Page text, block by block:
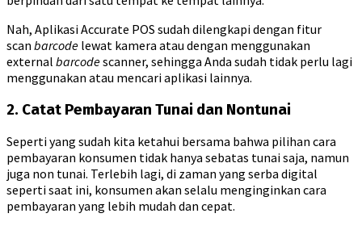
Nah, Aplikasi Accurate POS sudah dilengkapi dengan fitur
scan barcode lewat kamera atau dengan menggunakan
external barcodescanner, sehingga Anda sudah tidak perlu lagi
menggunakan atau mencari aplikasi lainnya.
2. Catat Pembayaran Tunai dan Nontunai
Seperti yang sudah kita ketahui bersama bahwa pilihan cara
pembayaran konsumen tidak hanya sebatas tunai saja, namun
juga non tunai. Terlebih lagi, di zaman yang serba digital
seperti saat ini, konsumen akan selalu menginginkan cara
pembayaran yang lebih mudah dan cepat.